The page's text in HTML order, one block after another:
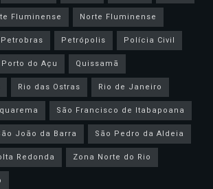
Fluminense
Norte Fluminense
Petrobras Petrópolis
Polícia Civil
Porto do Açu
Quissamã
Rio das Ostras
Rio de Janeiro
São Francisco de Itabapoana
João da Barra
São Pedro da Aldeia
Redonda
Zona Norte do Rio